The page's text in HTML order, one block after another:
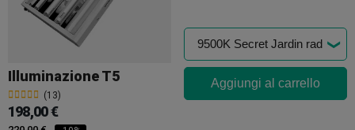
Illuminazione T5
(13)
198,00 €
Aggiungi al carrello